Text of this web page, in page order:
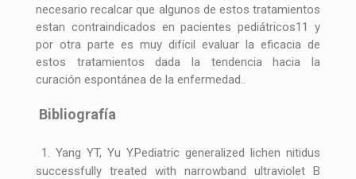
necesario recalcar que algunos de estos tratamientos
estan contraindicados en pacientes pediátricos11 y
por otra parte es muy difícil evaluar la eficacia de
estos tratamientos dada la tendencia hacia la
curación espontánea de la enfermedad..
Bibliografía
1. Yang YT, Yu Y.Pediatric generalized lichen nitidus
successfully treated with narrowband ultraviolet B